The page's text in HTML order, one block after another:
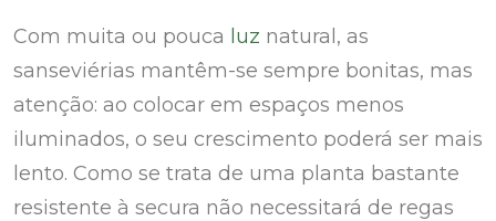
Com muita ou pouca luz natural, as
sanseviérias mantêm-se sempre bonitas, mas
atenção: ao colocar em espaços menos
iluminados, o seu crescimento poderá ser mais
lento. Como se trata de uma planta bastante
resistente à secura não necessitará de regas